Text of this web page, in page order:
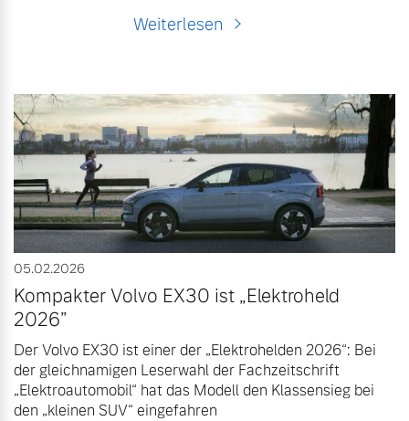
Weiterlesen
05.02.2026
Kompakter Volvo EX30 ist „Elektroheld
2026”
Der Volvo EX30 ist einer der „Elektrohelden 2026“: Bei
der gleichnamigen Leserwahl der Fachzeitschrift
„Elektroautomobil“ hat das Modell den Klassensieg bei
den „kleinen SUV“ eingefahren